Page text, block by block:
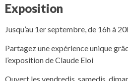
Exposition
Jusqu’au 1er septembre, de 16h à
Partagez une expérience unique
l’exposition de Claude Eloi
Ouvert les vendredis, samedis,